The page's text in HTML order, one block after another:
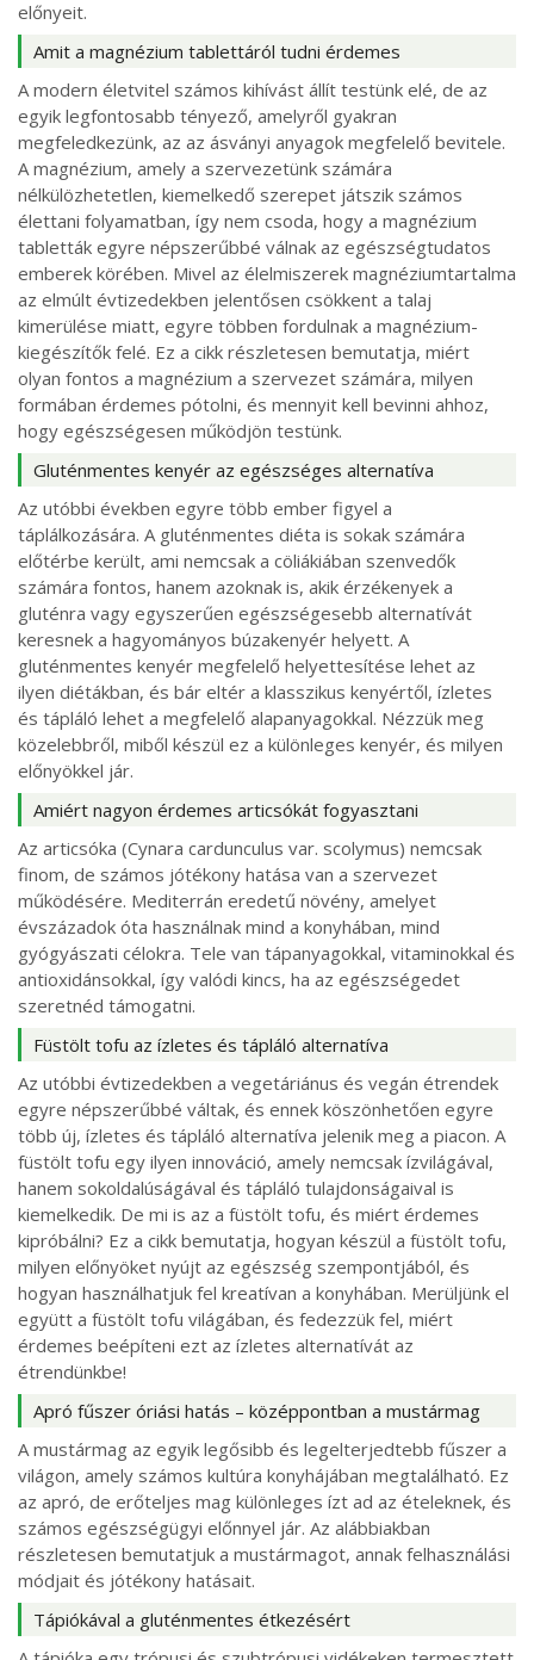
előnyeit.
Amit a magnézium tablettáról tudni érdemes
A modern életvitel számos kihívást állít testünk elé, de az
egyik legfontosabb tényező, amelyről gyakran
megfeledkezünk, az az ásványi anyagok megfelelő bevitele.
A magnézium, amely a szervezetünk számára
nélkülözhetetlen, kiemelkedő szerepet játszik számos
élettani folyamatban, így nem csoda, hogy a magnézium
tabletták egyre népszerűbbé válnak az egészségtudatos
emberek körében. Mivel az élelmiszerek magnéziumtartalma
az elmúlt évtizedekben jelentősen csökkent a talaj
kimerülése miatt, egyre többen fordulnak a magnézium-
kiegészítők felé. Ez a cikk részletesen bemutatja, miért
olyan fontos a magnézium a szervezet számára, milyen
formában érdemes pótolni, és mennyit kell bevinni ahhoz,
hogy egészségesen működjön testünk.
Gluténmentes kenyér az egészséges alternatíva
Az utóbbi években egyre több ember figyel a
táplálkozására. A gluténmentes diéta is sokak számára
előtérbe került, ami nemcsak a cöliákiában szenvedők
számára fontos, hanem azoknak is, akik érzékenyek a
gluténra vagy egyszerűen egészségesebb alternatívát
keresnek a hagyományos búzakenyér helyett. A
gluténmentes kenyér megfelelő helyettesítése lehet az
ilyen diétákban, és bár eltér a klasszikus kenyértől, ízletes
és tápláló lehet a megfelelő alapanyagokkal. Nézzük meg
közelebbről, miből készül ez a különleges kenyér, és milyen
előnyökkel jár.
Amiért nagyon érdemes articsókát fogyasztani
Az articsóka (Cynara cardunculus var. scolymus) nemcsak
finom, de számos jótékony hatása van a szervezet
működésére. Mediterrán eredetű növény, amelyet
évszázadok óta használnak mind a konyhában, mind
gyógyászati célokra. Tele van tápanyagokkal, vitaminokkal és
antioxidánsokkal, így valódi kincs, ha az egészségedet
szeretnéd támogatni.
Füstölt tofu az ízletes és tápláló alternatíva
Az utóbbi évtizedekben a vegetáriánus és vegán étrendek
egyre népszerűbbé váltak, és ennek köszönhetően egyre
több új, ízletes és tápláló alternatíva jelenik meg a piacon. A
füstölt tofu egy ilyen innováció, amely nemcsak ízvilágával,
hanem sokoldalúságával és tápláló tulajdonságaival is
kiemelkedik. De mi is az a füstölt tofu, és miért érdemes
kipróbálni? Ez a cikk bemutatja, hogyan készül a füstölt tofu,
milyen előnyöket nyújt az egészség szempontjából, és
hogyan használhatjuk fel kreatívan a konyhában. Merüljünk el
együtt a füstölt tofu világában, és fedezzük fel, miért
érdemes beépíteni ezt az ízletes alternatívát az
étrendünkbe!
Apró fűszer óriási hatás – középpontban a mustármag
A mustármag az egyik legősibb és legelterjedtebb fűszer a
világon, amely számos kultúra konyhájában megtalálható. Ez
az apró, de erőteljes mag különleges ízt ad az ételeknek, és
számos egészségügyi előnnyel jár. Az alábbiakban
részletesen bemutatjuk a mustármagot, annak felhasználási
módjait és jótékony hatásait.
Tápiókával a gluténmentes étkezésért